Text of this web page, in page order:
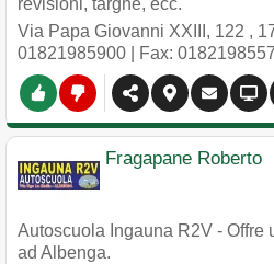
revisioni, targhe, ecc.
Via Papa Giovanni XXIII, 122 ,
01821985900 | Fax:
Fragapane Roberto
Autoscuola Ingauna R2V - Offre
ad Albenga.